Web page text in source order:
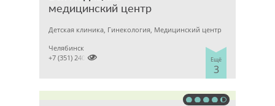
медицинский центр
Детская клиника, Гинекология, Медицинский центр
Ещё
3
Челябинск

+7 (351) 2400303